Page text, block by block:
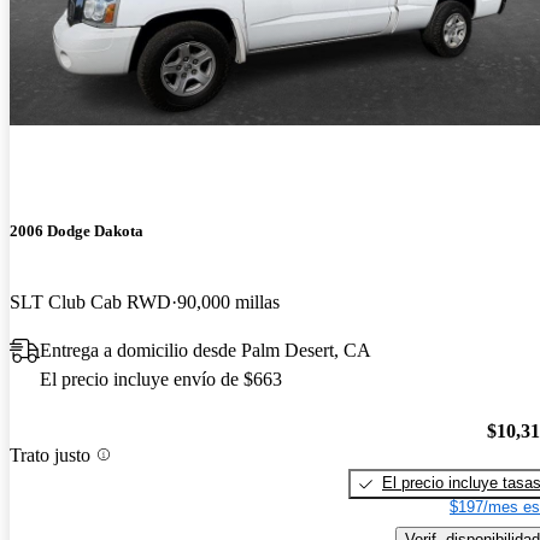
2006 Dodge Dakota
SLT Club Cab RWD 90,000 millas
Entrega a domicilio desde Palm Desert, CA
El precio incluye envío de $663
Trato justo
El precio incluye tasas
$197/mes